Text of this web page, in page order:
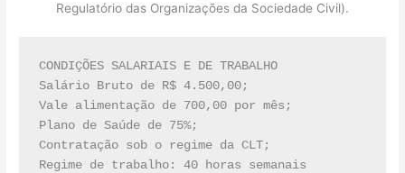
Regulatório das Organizações da Sociedade Civil).
CONDIÇÕES SALARIAIS E DE TRABALHO
Salário Bruto de R$ 4.500,00;
Vale alimentação de 700,00 por mês;
Plano de Saúde de 75%;
Contratação sob o regime da CLT;
Regime de trabalho: 40 horas semanais